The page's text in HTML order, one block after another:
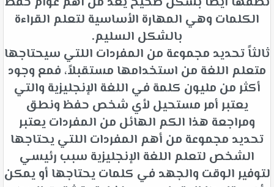
الكلمات وهي المهارة الأساسية لتعلم القراءة
بالشكل السليم.
ثالثاً تحديد مجموعة من المفردات اللتي سيحتاجها
متعلم اللغة من استخدامها مستقبلاً، فمع وجود
أكثر من مليون كلمة في اللغة الإنجليزية والتي
يعتبر أمر مستحيل لأي شخص حفظ ونطق
ومراجعة هذا الكم الهائل من المفردات يعتبر
تحديد مجموعة من أهم المفردات اللتي يحتاجها
الشخص لتعلم اللغة الإنجليزية سبب رئيسي
لتوفير الوقت والجهد في كلمات يحتاجها أو يمكن